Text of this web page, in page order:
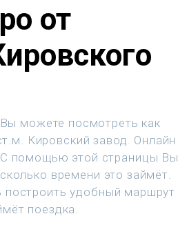
от
можете посмотреть как
Кировский завод. Онлайн
С помощью этой страницы Вы
времени это займёт.
удобный маршрут
поездка.